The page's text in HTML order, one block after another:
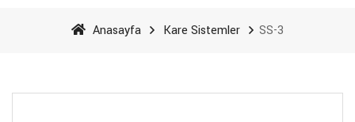
Anasayfa Kare Sistemler SS-3